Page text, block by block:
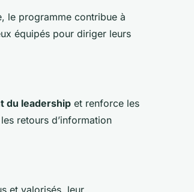
le programme contribue à
équipés pour diriger leurs
du leadership et renforce les
retours d’information
et valorisés, leur